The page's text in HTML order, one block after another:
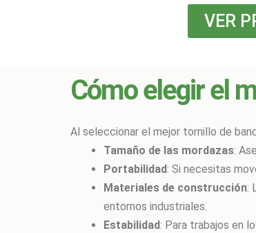
VER
Cómo elegir el
Al seleccionar el mejor tornillo de
Tamaño de las mordazas:
Portabilidad: Si necesitas
Materiales de construcción:
entornos industriales.
Estabilidad: Para trabajos en